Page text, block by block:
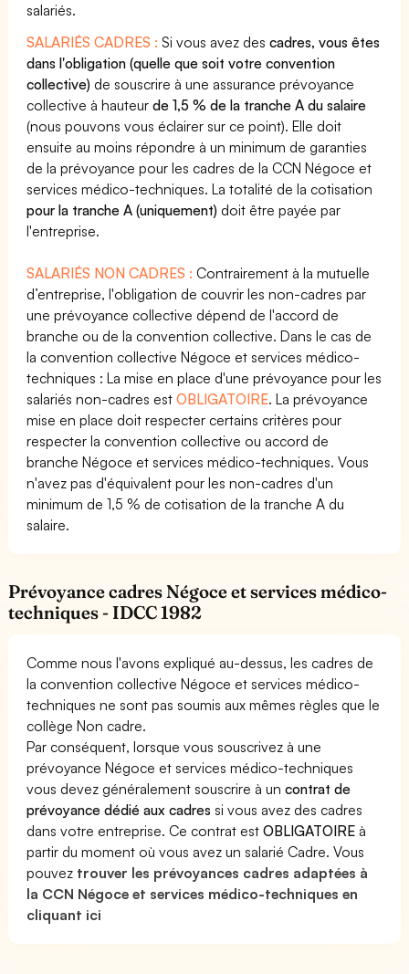
salariés.
SALARIÉS CADRES : Si vous avez descadres, vous êtes
dans l'obligation (quelle que soit votre convention
collective) de souscrire à une assurance prévoyance
collective à hauteurde 1,5 % de la tranche A du salaire
(nous pouvons vous éclairer sur ce point). Elle doit
ensuite au moins répondre à un minimum de garanties
de la prévoyance pour les cadres de la CCN Négoce et
services médico-techniques. La totalité de la cotisation
pour la tranche A (uniquement) doit être payée par
l'entreprise.
SALARIÉS NON CADRES : Contrairement à la mutuelle
d’entreprise, l'obligation de couvrir les non-cadres par
une prévoyance collective dépend de l'accord de
branche ou de la convention collective. Dans le cas de
la convention collective Négoce et services médico-
techniques : La mise en place d'une prévoyance pour les
salariés non-cadres estOBLIGATOIRE. La prévoyance
mise en place doit respecter certains critères pour
respecter la convention collective ou accord de
branche Négoce et services médico-techniques. Vous
n'avez pas d'équivalent pour les non-cadres d'un
minimum de 1,5 % de cotisation de la tranche A du
salaire.
Prévoyance cadres Négoce et services médico-
techniques - IDCC 1982
Comme nous l'avons expliqué au-dessus, les cadres de
la convention collective Négoce et services médico-
techniques ne sont pas soumis aux mêmes règles que le
collège Non cadre.
Par conséquent, lorsque vous souscrivez à une
prévoyance Négoce et services médico-techniques
vous devez généralement souscrire à uncontrat de
prévoyance dédié aux cadres si vous avez des cadres
dans votre entreprise. Ce contrat estOBLIGATOIRE à
partir du moment où vous avez un salarié Cadre. Vous
pouvez trouver les prévoyances cadres adaptées à
la CCN Négoce et services médico-techniques en
cliquant ici